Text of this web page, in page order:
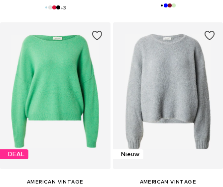
+3
DEAL
AMERICAN VINTAGE
Nieuw
AMERICAN VINTAGE